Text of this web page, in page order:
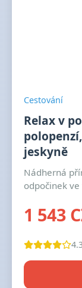
Cestování
Relax v
jeskyně
Nádherná
odpočinek
1 543